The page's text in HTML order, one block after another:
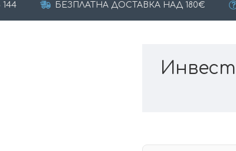
БЕЗПЛАТНА ДОСТАВКА НАД 180€